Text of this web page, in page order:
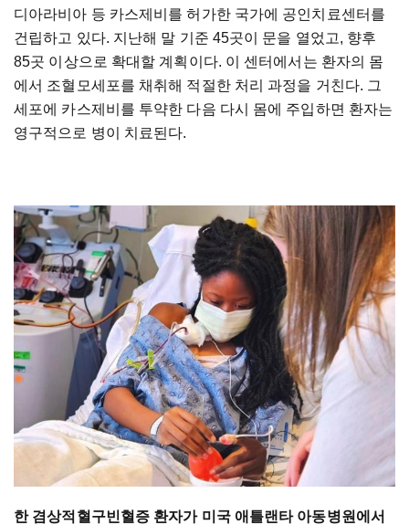
디아라비아 등 카스제비를 허가한 국가에 공인치료센터를
건립하고 있다. 지난해 말 기준 45곳이 문을 열었고, 향후
85곳 이상으로 확대할 계획이다. 이 센터에서는 환자의 몸
에서 조혈모세포를 채취해 적절한 처리 과정을 거친다. 그
세포에 카스제비를 투약한 다음 다시 몸에 주입하면 환자는
영구적으로 병이 치료된다.
한 겸상적혈구빈혈증 환자가 미국 애틀랜타 아동병원에서